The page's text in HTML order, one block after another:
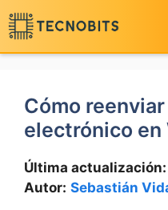
Saltar
al
contenido
Cómo
electrónico en
Última actualización:
Autor: Sebastián